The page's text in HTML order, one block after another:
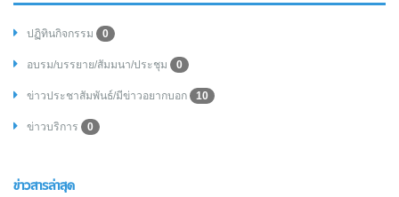
ปฏิทินกิจกรรม 0
อบรม/บรรยาย/สัมมนา/ประชุม 0
ข่าวประชาสัมพันธ์/มีข่าวอยากบอก 10
ข่าวบริการ 0
ข่าวสารล่าสุด